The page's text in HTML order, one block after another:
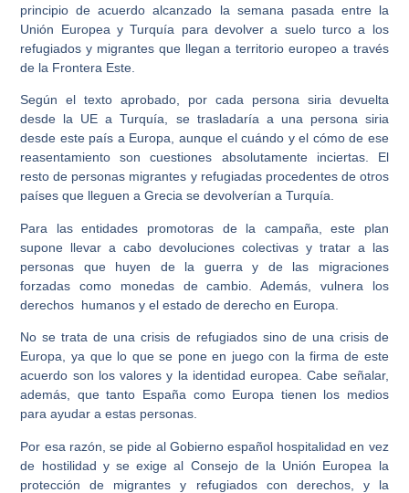
principio de acuerdo alcanzado la semana pasada entre la
Unión Europea y Turquía para devolver a suelo turco a los
refugiados y migrantes que llegan a territorio europeo a través
de la Frontera Este.
Según el texto aprobado, por cada persona siria devuelta
desde la UE a Turquía, se trasladaría a una persona siria
desde este país a Europa, aunque el cuándo y el cómo de ese
reasentamiento son cuestiones absolutamente inciertas. El
resto de personas migrantes y refugiadas procedentes de otros
países que lleguen a Grecia se devolverían a Turquía.
Para las entidades promotoras de la campaña, este plan
supone llevar a cabo devoluciones colectivas y tratar a las
personas que huyen de la guerra y de las migraciones
forzadas como monedas de cambio. Además, vulnera los
derechos humanos y el estado de derecho en Europa.
No se trata de una crisis de refugiados sino de una crisis de
Europa, ya que lo que se pone en juego con la firma de este
acuerdo son los valores y la identidad europea. Cabe señalar,
además, que tanto España como Europa tienen los medios
para ayudar a estas personas.
Por esa razón, se pide al Gobierno español hospitalidad en vez
de hostilidad y se exige al Consejo de la Unión Europea la
protección de migrantes y refugiados con derechos, y la